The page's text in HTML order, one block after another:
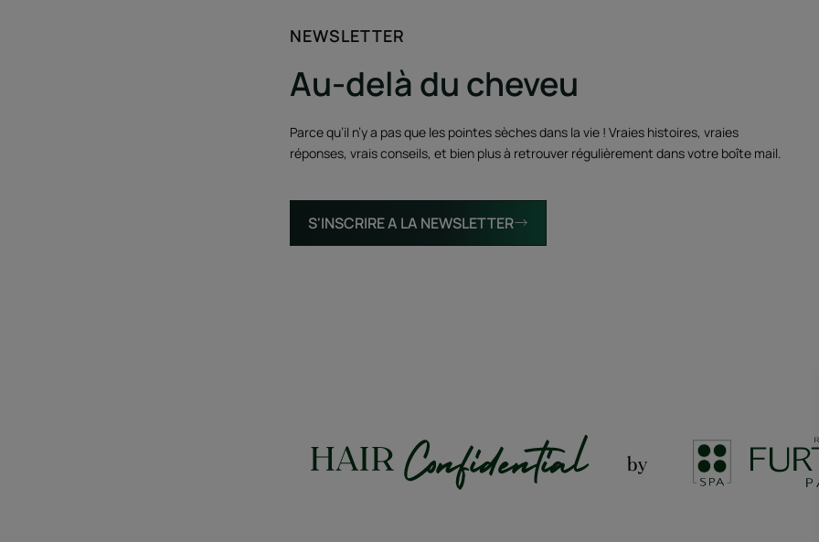
NEWSLETTER
Au-delà du cheveu
Parce qu’il n’y a pas que les pointes sèches dans la vie ! Vraies histoires, vraies
réponses, vrais conseils, et bien plus à retrouver régulièrement dans votre boîte mail.
S'INSCRIRE A LA NEWSLETTER